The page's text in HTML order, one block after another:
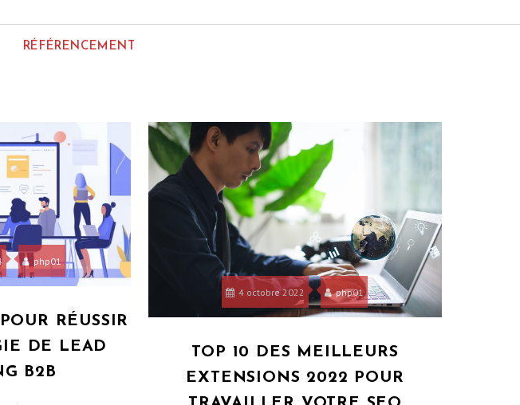
RÉFÉRENCEMENT
php01
RÉUSSIR
DE LEAD
B2B
4 octobre 2022 php01
TOP 10 DES MEILLEURS
EXTENSIONS 2022 POUR